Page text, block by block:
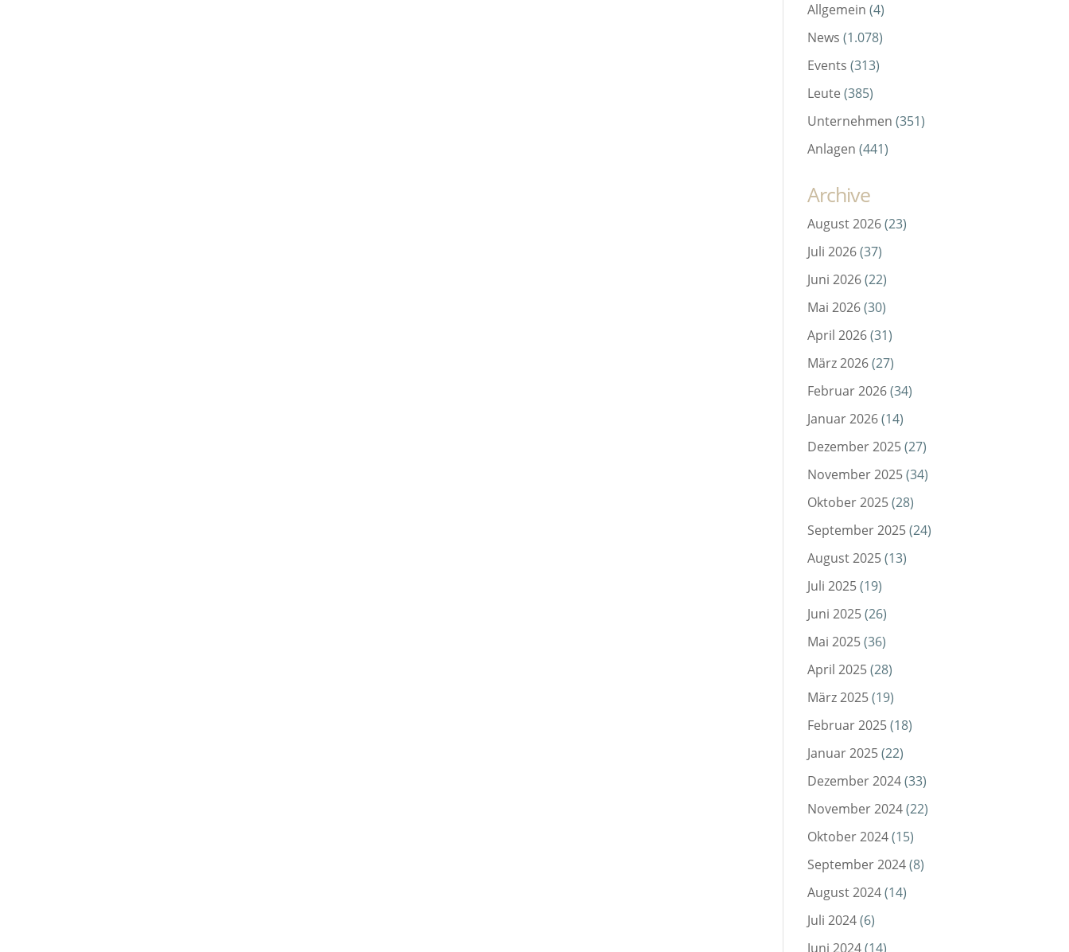
Allgemein (4)
News (1.078)
Events (313)
Leute (385)
Unternehmen (351)
Anlagen (441)
Archive
August 2026(23)
Juli 2026(37)
Juni 2026(22)
Mai 2026(30)
April 2026(31)
März 2026(27)
Februar 2026(34)
Januar 2026(14)
Dezember 2025(27)
November 2025(34)
Oktober 2025(28)
September 2025(24)
August 2025(13)
Juli 2025(19)
Juni 2025(26)
Mai 2025(36)
April 2025(28)
März 2025(19)
Februar 2025(18)
Januar 2025(22)
Dezember 2024(33)
November 2024(22)
Oktober 2024(15)
September 2024(8)
August 2024(14)
Juli 2024(6)
Juni 2024(14)